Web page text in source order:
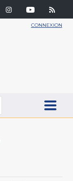
CONNEXION